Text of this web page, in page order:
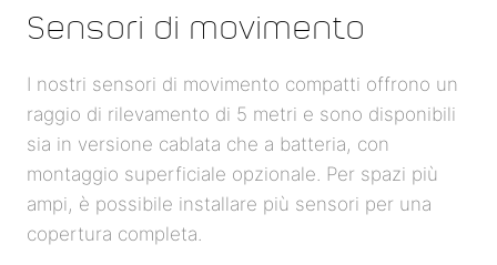
Sensori di movimento
I nostri sensori di movimento compatti offrono un
raggio di rilevamento di 5 metri e sono disponibili
sia in versione cablata che a batteria, con
montaggio superficiale opzionale. Per spazi più
ampi, è possibile installare più sensori per una
copertura completa.